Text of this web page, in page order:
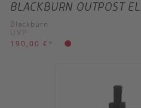
BLACKBURN OUTPOST
Blackburn
UVP
190,00 € *